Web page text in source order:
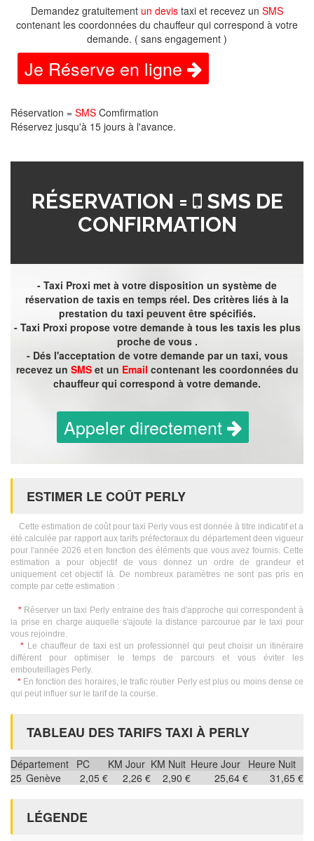
Demandez gratuitement un devis taxi et recevez un SMS
contenant les coordonnées du chauffeur qui correspond à votre
demande. ( sans engagement )
Je Réserve en ligne
Réservation = SMS Comfirmation
Réservez jusqu'à 15 jours à l'avance.
RÉSERVATION =
SMS DE
CONFIRMATION
- Taxi Proxi met à votre disposition un système de
réservation de taxis en temps réel. Des critères liés à la
prestation du taxi peuvent être spécifiés.
- Taxi Proxi propose votre demande à tous les taxis les plus
proche de vous .
- Dés l'acceptation de votre demande par un taxi, vous
recevez un SMSet un Email contenant les coordonnées du
chauffeur qui correspond à votre demande.
Appeler directement
ESTIMER LE COÛT PERLY
Cette estimation de coût pour taxi Perly vous est donnée à titre indicatif et a
été calculée par rapport aux tarifs préfectoraux du département deen vigueur
pour l'année 2026 et en fonction des éléments que vous avez fournis. Cette
estimation a pour objectif de vous donnez un ordre de grandeur et
uniquement cet objectif là. De nombreux paramètres ne sont pas pris en
compte par cette estimation :
*Réserver un taxi Perly entraine des frais d'approche qui correspondent à
la prise en charge auquelle s'ajoute la distance parcourue par le taxi pour
vous rejoindre.
* Le chauffeur de taxi est un professionnel qui peut choisir un itinéraire
différent pour optimiser le temps de parcours et vous éviter les
embouteillages Perly.
*En fonction des horaires, le trafic routier Perly est plus ou moins dense ce
qui peut influer sur le tarif de la course.
TABLEAU DES TARIFS TAXI À PERLY
Département PC KM Jour KM Nuit Heure Jour Heure Nuit
25 Genève 2,05 € 2,26 € 2,90 € 25,64 € 31,65 €
LÉGENDE